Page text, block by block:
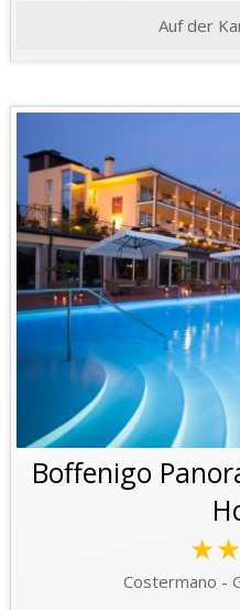
Auf der
Boffenigo
Costermano -